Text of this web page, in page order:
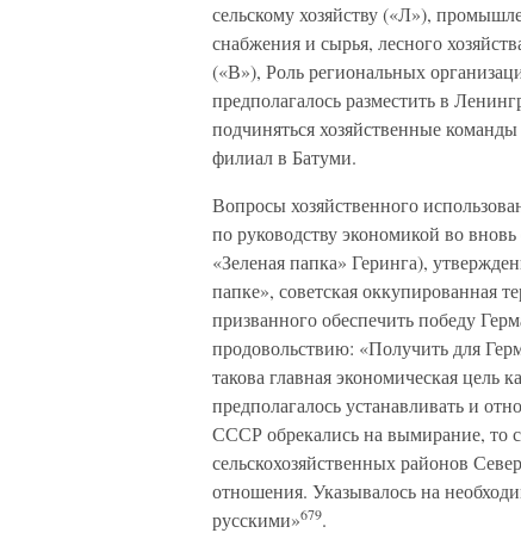
сельскому хозяйству («Л»),
снабжения и сырья, лесного
(«В»), Роль региональных
предполагалось разместить в
подчиняться хозяйственные
филиал в Батуми.
Вопросы хозяйственного
по руководству экономикой во
«Зеленая папка» Геринга),
папке», советская оккупированная
призванного обеспечить победу
продовольствию: «Получить для
такова главная экономическая цель
предполагалось устанавливать и
СССР обрекались на вымирание, то
сельскохозяйственных районов
отношения. Указывалось на
русскими»679.